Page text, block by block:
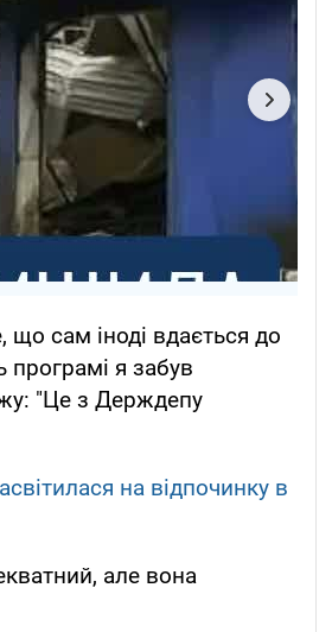
що сам іноді вдається до
програмі я забув
"Це з Держдепу
на відпочинку в
але вона